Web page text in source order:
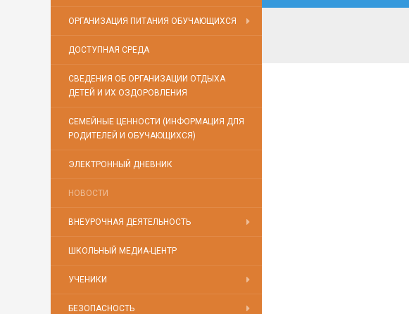
ОРГАНИЗАЦИЯ ПИТАНИЯ ОБУЧАЮЩИХСЯ
ДОСТУПНАЯ СРЕДА
СВЕДЕНИЯ ОБ ОРГАНИЗАЦИИ ОТДЫХА
ДЕТЕЙ И ИХ ОЗДОРОВЛЕНИЯ
СЕМЕЙНЫЕ ЦЕННОСТИ (ИНФОРМАЦИЯ ДЛЯ
РОДИТЕЛЕЙ И ОБУЧАЮЩИХСЯ)
ЭЛЕКТРОННЫЙ ДНЕВНИК
НОВОСТИ
ВНЕУРОЧНАЯ ДЕЯТЕЛЬНОСТЬ
ШКОЛЬНЫЙ МЕДИА-ЦЕНТР
УЧЕНИКИ
БЕЗОПАСНОСТЬ